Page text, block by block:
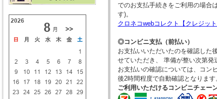
でのお支払手続きをご利用の場合
す)。
クロネコwebコレクト【クレジッ
◎コンビニ支払（前払い）
お支払いいただいたのを確認した
せていただき、 準備が整い次第発
お支払いの確認については、コン
後2時間程度で自動確認となります
ご利用いただけるコンビニチェー